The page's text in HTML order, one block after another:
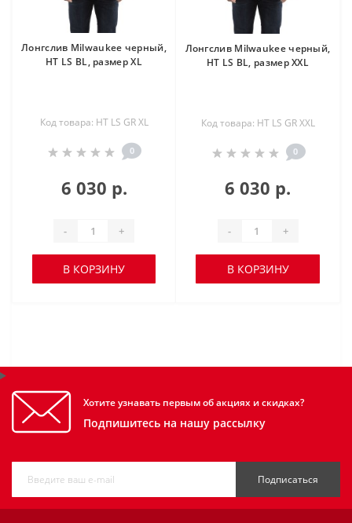
Лонгслив Milwaukee черный,
HT LS BL, размер XL
Код товара: HT LS GR XL
0
6 030 р.
- +
В КОРЗИНУ
Лонгслив Milwaukee черный,
HT LS BL, размер XXL
Код товара: HT LS GR XXL
0
6 030 р.
- +
В КОРЗИНУ
Хотите узнавать первым об акциях и скидках?
Подпишитесь на нашу рассылку
Подписаться